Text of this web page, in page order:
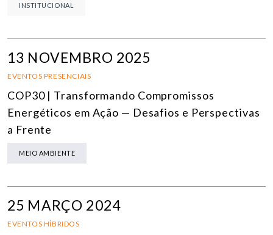
INSTITUCIONAL
13 NOVEMBRO 2025
EVENTOS PRESENCIAIS
COP30 | Transformando Compromissos
Energéticos em Ação — Desafios e Perspectivas
a Frente
MEIO AMBIENTE
25 MARÇO 2024
EVENTOS HÍBRIDOS